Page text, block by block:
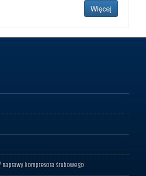
Więcej
kompresora śrubowego